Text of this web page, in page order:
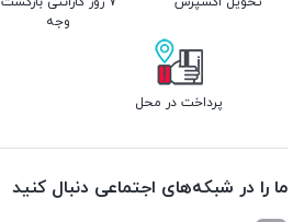
وجه
پرداخت در محل
ما را در شبکه‌های اجتماعی دنبال کنید